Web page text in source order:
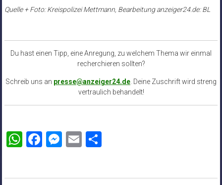
Quelle + Foto: Kreispolizei Mettmann, Bearbeitung anzeiger24.de: BL
Du hast einen Tipp, eine Anregung, zu welchem Thema wir einmal
recherchieren sollten?
Schreib uns an presse@anzeiger24.de . Deine Zuschrift wird streng
vertraulich behandelt!
WhatsApp
Facebook
Messenger
EmailTeilen